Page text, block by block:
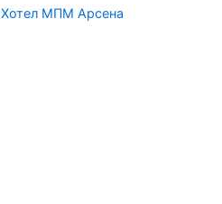
Хотел МПМ Арсена